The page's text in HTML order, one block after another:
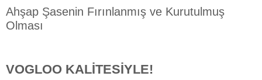
Ahşap Şasenin Fırınlanmış ve Kurutulmuş
Olması
ahşap şase sayesinde uzun yıllar boyunca ilk günkü formunu korur.
VOGLOO KALİTESİYLE!